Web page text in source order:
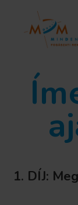
1. DÍJ: